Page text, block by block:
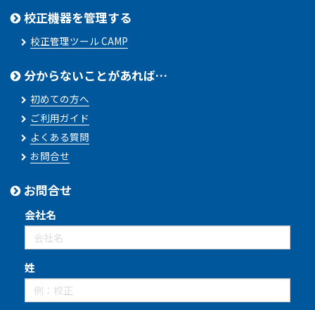
校正機器を管理する
校正管理ツール CAMP
分からないことがあれば…
初めての方へ
ご利用ガイド
よくある質問
お問合せ
お問合せ
会社名
姓